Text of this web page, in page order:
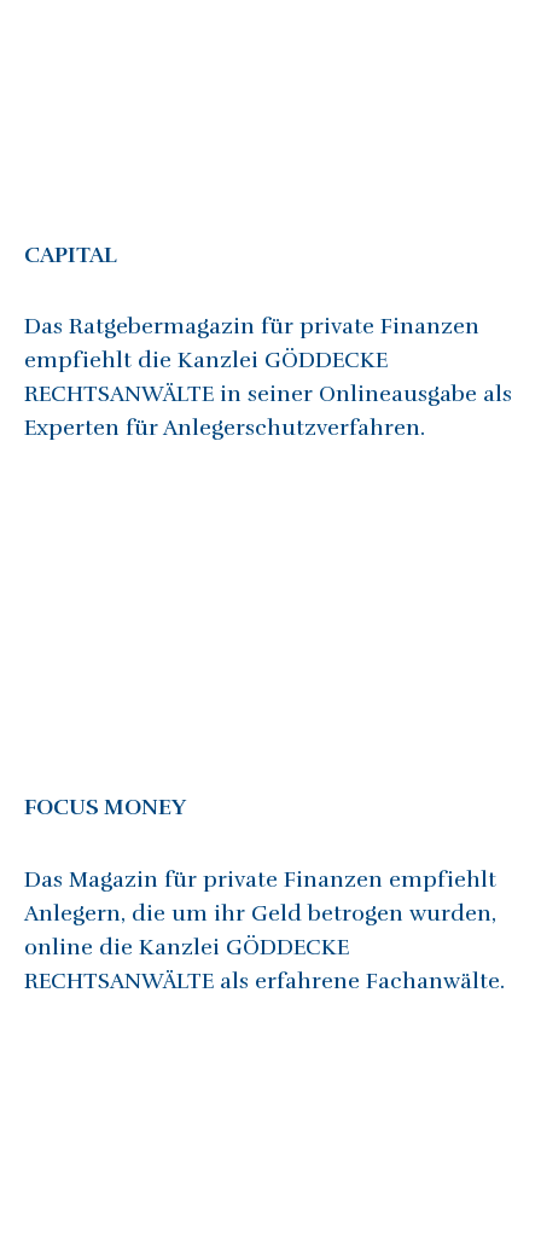
CAPITAL
Das Ratgebermagazin für private Finanzen
empfiehlt die Kanzlei GÖDDECKE
RECHTSANWÄLTE in seiner Onlineausgabe als
Experten für Anlegerschutzverfahren.
FOCUS MONEY
Das Magazin für private Finanzen empfiehlt
Anlegern, die um ihr Geld betrogen wurden,
online die Kanzlei GÖDDECKE
RECHTSANWÄLTE als erfahrene Fachanwälte.